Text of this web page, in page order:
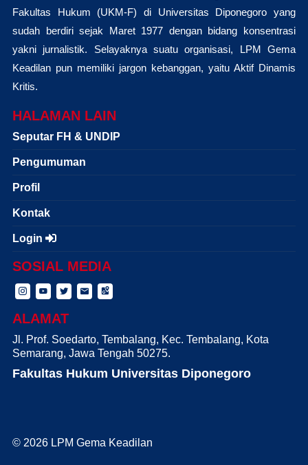
Fakultas Hukum (UKM-F) di Universitas Diponegoro yang
sudah berdiri sejak Maret 1977 dengan bidang konsentrasi
yakni jurnalistik. Selayaknya suatu organisasi, LPM Gema
Keadilan pun memiliki jargon kebanggan, yaitu Aktif Dinamis
Kritis.
HALAMAN LAIN
Seputar FH & UNDIP
Pengumuman
Profil
Kontak
Login
SOSIAL MEDIA
ALAMAT
Jl. Prof. Soedarto, Tembalang, Kec. Tembalang, Kota
Semarang, Jawa Tengah 50275.
Fakultas Hukum Universitas Diponegoro
© 2026 LPM Gema Keadilan